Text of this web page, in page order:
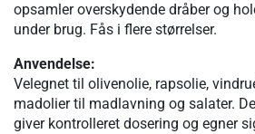
opsamler overskydende dråber og
under brug. Fås i flere størrelser.
Anvendelse:
Velegnet til olivenolie, rapsolie,
madolier til madlavning og salater.
giver kontrolleret dosering og egner